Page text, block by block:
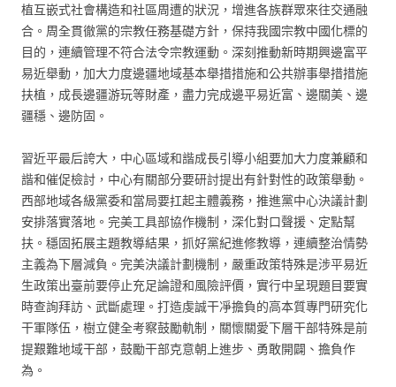
植互嵌式社會構造和社區周遭的狀況，增進各族群眾來往交通融
合。周全貫徹黨的宗教任務基礎方針，保持我國宗教中國化標的
目的，連續管理不符合法令宗教運動。深刻推動新時期興邊富平
易近舉動，加大力度邊疆地域基本舉措措施和公共辦事舉措措施
扶植，成長邊疆游玩等財產，盡力完成邊平易近富、邊關美、邊
疆穩、邊防固。
習近平最后誇大，中心區域和諧成長引導小組要加大力度兼顧和
諧和催促檢討，中心有關部分要研討提出有針對性的政策舉動。
西部地域各級黨委和當局要扛起主體義務，推進黨中心決議計劃
安排落實落地。完美工具部協作機制，深化對口聲援、定點幫
扶。穩固拓展主題教導結果，抓好黨紀進修教導，連續整治情勢
主義為下層減負。完美決議計劃機制，嚴重政策特殊是涉平易近
生政策出臺前要停止充足論證和風險評價，實行中呈現題目要實
時查詢拜訪、武斷處理。打造虔誠干凈擔負的高本質專門研究化
干軍隊伍，樹立健全考察鼓勵軌制，關懷關愛下層干部特殊是前
提艱難地域干部，鼓勵干部克意朝上進步、勇敢開闢、擔負作
為。